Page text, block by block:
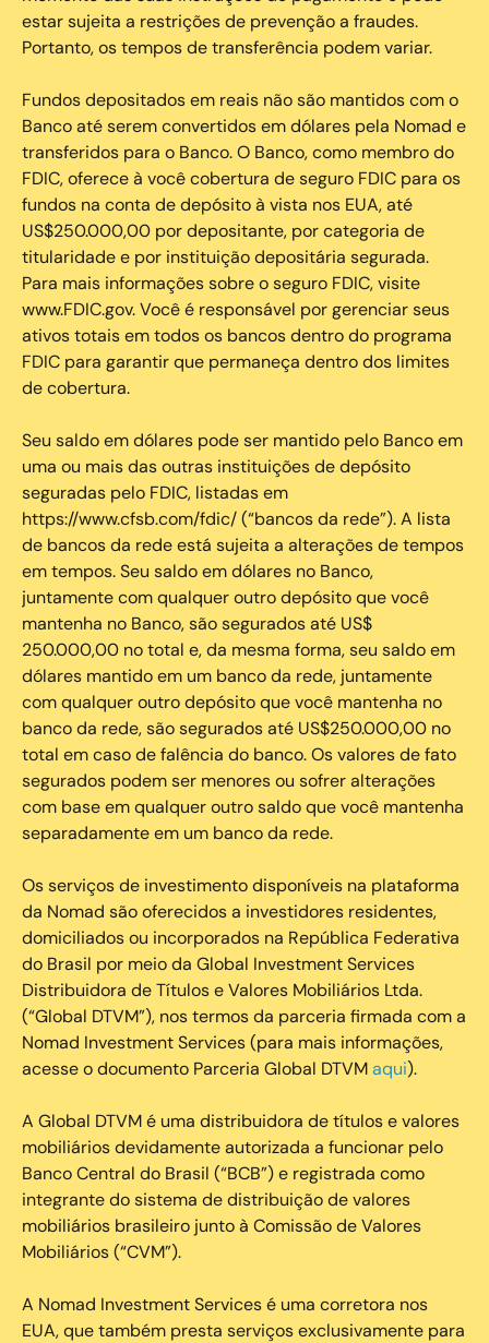
estar sujeita a restrições de prevenção a fraudes.
Portanto, os tempos de transferência podem variar.
Fundos depositados em reais não são mantidos com o
Banco até serem convertidos em dólares pela Nomad e
transferidos para o Banco. O Banco, como membro do
FDIC, oferece à você cobertura de seguro FDIC para os
fundos na conta de depósito à vista nos EUA, até
US$250.000,00 por depositante, por categoria de
titularidade e por instituição depositária segurada.
Para mais informações sobre o seguro FDIC, visite
www.FDIC.gov. Você é responsável por gerenciar seus
ativos totais em todos os bancos dentro do programa
FDIC para garantir que permaneça dentro dos limites
de cobertura.
Seu saldo em dólares pode ser mantido pelo Banco em
uma ou mais das outras instituições de depósito
seguradas pelo FDIC, listadas em
https://www.cfsb.com/fdic/ (“bancos da rede”). A lista
de bancos da rede está sujeita a alterações de tempos
em tempos. Seu saldo em dólares no Banco,
juntamente com qualquer outro depósito que você
mantenha no Banco, são segurados até US$
250.000,00 no total e, da mesma forma, seu saldo em
dólares mantido em um banco da rede, juntamente
com qualquer outro depósito que você mantenha no
banco da rede, são segurados até US$250.000,00 no
total em caso de falência do banco. Os valores de fato
segurados podem ser menores ou sofrer alterações
com base em qualquer outro saldo que você mantenha
separadamente em um banco da rede.
Os serviços de investimento disponíveis na plataforma
da Nomad são oferecidos a investidores residentes,
domiciliados ou incorporados na República Federativa
do Brasil por meio da Global Investment Services
Distribuidora de Títulos e Valores Mobiliários Ltda.
(“Global DTVM”), nos termos da parceria firmada com a
Nomad Investment Services (para mais informações,
acesse o documento Parceria Global DTVMaqui).
A Global DTVM é uma distribuidora de títulos e valores
mobiliários devidamente autorizada a funcionar pelo
Banco Central do Brasil (“BCB”) e registrada como
integrante do sistema de distribuição de valores
mobiliários brasileiro junto à Comissão de Valores
Mobiliários (“CVM”).
‍A Nomad Investment Services é uma corretora nos
EUA, que também presta serviços exclusivamente para